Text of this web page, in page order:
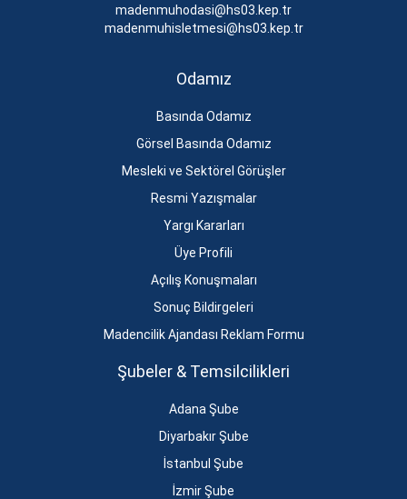
madenmuhodasi@hs03.kep.tr
madenmuhisletmesi@hs03.kep.tr
Odamız
Basında Odamız
Görsel Basında Odamız
Mesleki ve Sektörel Görüşler
Resmi Yazışmalar
Yargı Kararları
Üye Profili
Açılış Konuşmaları
Sonuç Bildirgeleri
Madencilik Ajandası Reklam Formu
Şubeler & Temsilcilikleri
Adana Şube
Diyarbakır Şube
İstanbul Şube
İzmir Şube